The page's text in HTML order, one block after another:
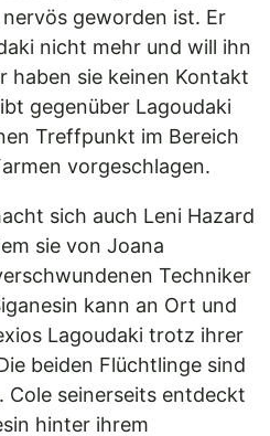
geworden ist. Er
nicht mehr und will ihn
haben sie keinen Kontakt
gegenüber Lagoudaki
Treffpunkt im Bereich
vorgeschlagen.
sich auch Leni Hazard
sie von Joana
Techniker
kann an Ort und
Lagoudaki trotz ihrer
beiden Flüchtlinge sind
Cole seinerseits entdeckt
hinter ihrem